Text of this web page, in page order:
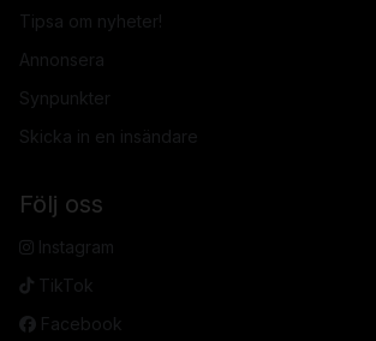
Tipsa om nyheter!
Annonsera
Synpunkter
Skicka in en insändare
Följ oss
Instagram
TikTok
Facebook